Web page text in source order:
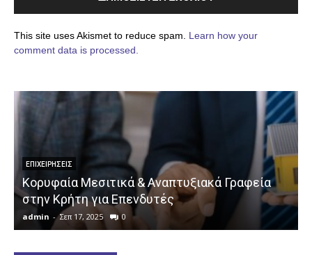
This site uses Akismet to reduce spam. Learn how your
comment data is processed.
ΕΠΙΧΕΙΡΉΣΕΙΣ
Κορυφαία Μεσιτικά & Αναπτυξιακά Γραφεία
στην Κρήτη για Επενδυτές
admin - Σεπ 17, 2025 0